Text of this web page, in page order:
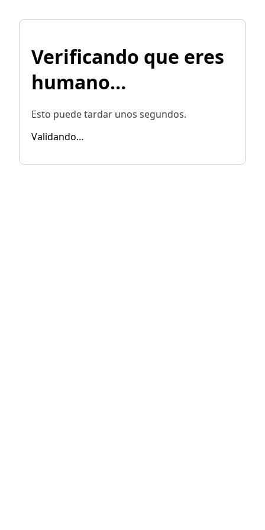
Verificando que eres
humano…
Esto puede tardar unos segundos.
Validando…